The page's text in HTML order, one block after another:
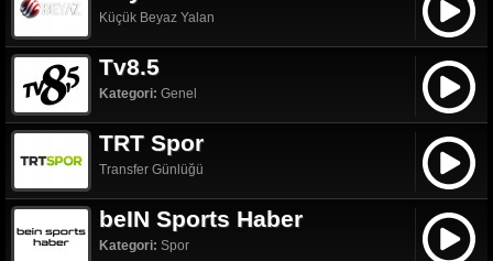
Küçük Beyaz Yalan
Tv8.5
Kategori: Genel
TRT Spor
Transfer Günlüğü
beIN Sports Haber
Kategori: Spor